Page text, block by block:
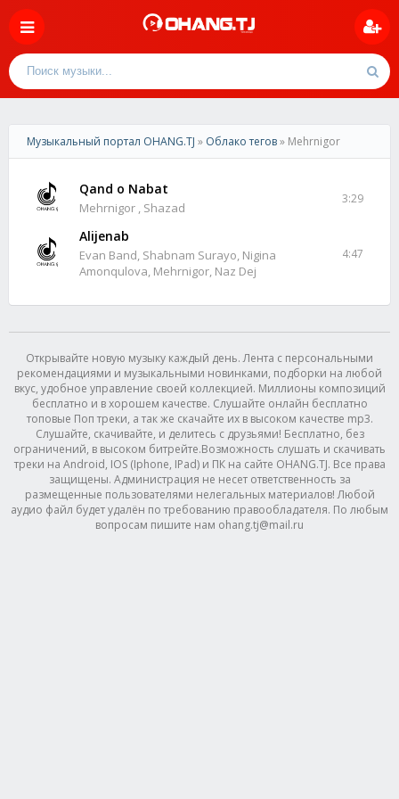
Музыкальный портал OHANG.TJ » Облако тегов» Mehrnigor
Qand o Nabat
Mehrnigor , Shazad
3:29
Alijenab
Evan Band, Shabnam Surayo, Nigina
Amonqulova, Mehrnigor, Naz Dej
4:47
Открывайте новую музыку каждый день. Лента с персональными
рекомендациями и музыкальными новинками, подборки на любой
вкус, удобное управление своей коллекцией. Миллионы композиций
бесплатно и в хорошем качестве. Слушайте онлайн бесплатно
топовые Поп треки, а так же скачайте их в высоком качестве mp3.
Слушайте, скачивайте, и делитесь с друзьями! Бесплатно, без
ограничений, в высоком битрейте.Возможность слушать и скачивать
треки на Android, IOS (Iphone, IPad) и ПК на сайте OHANG.TJ. Все права
защищены. Администрация не несет ответственность за
размещенные пользователями нелегальных материалов! Любой
аудио файл будет удалён по требованию правообладателя. По любым
вопросам пишите нам ohang.tj@mail.ru